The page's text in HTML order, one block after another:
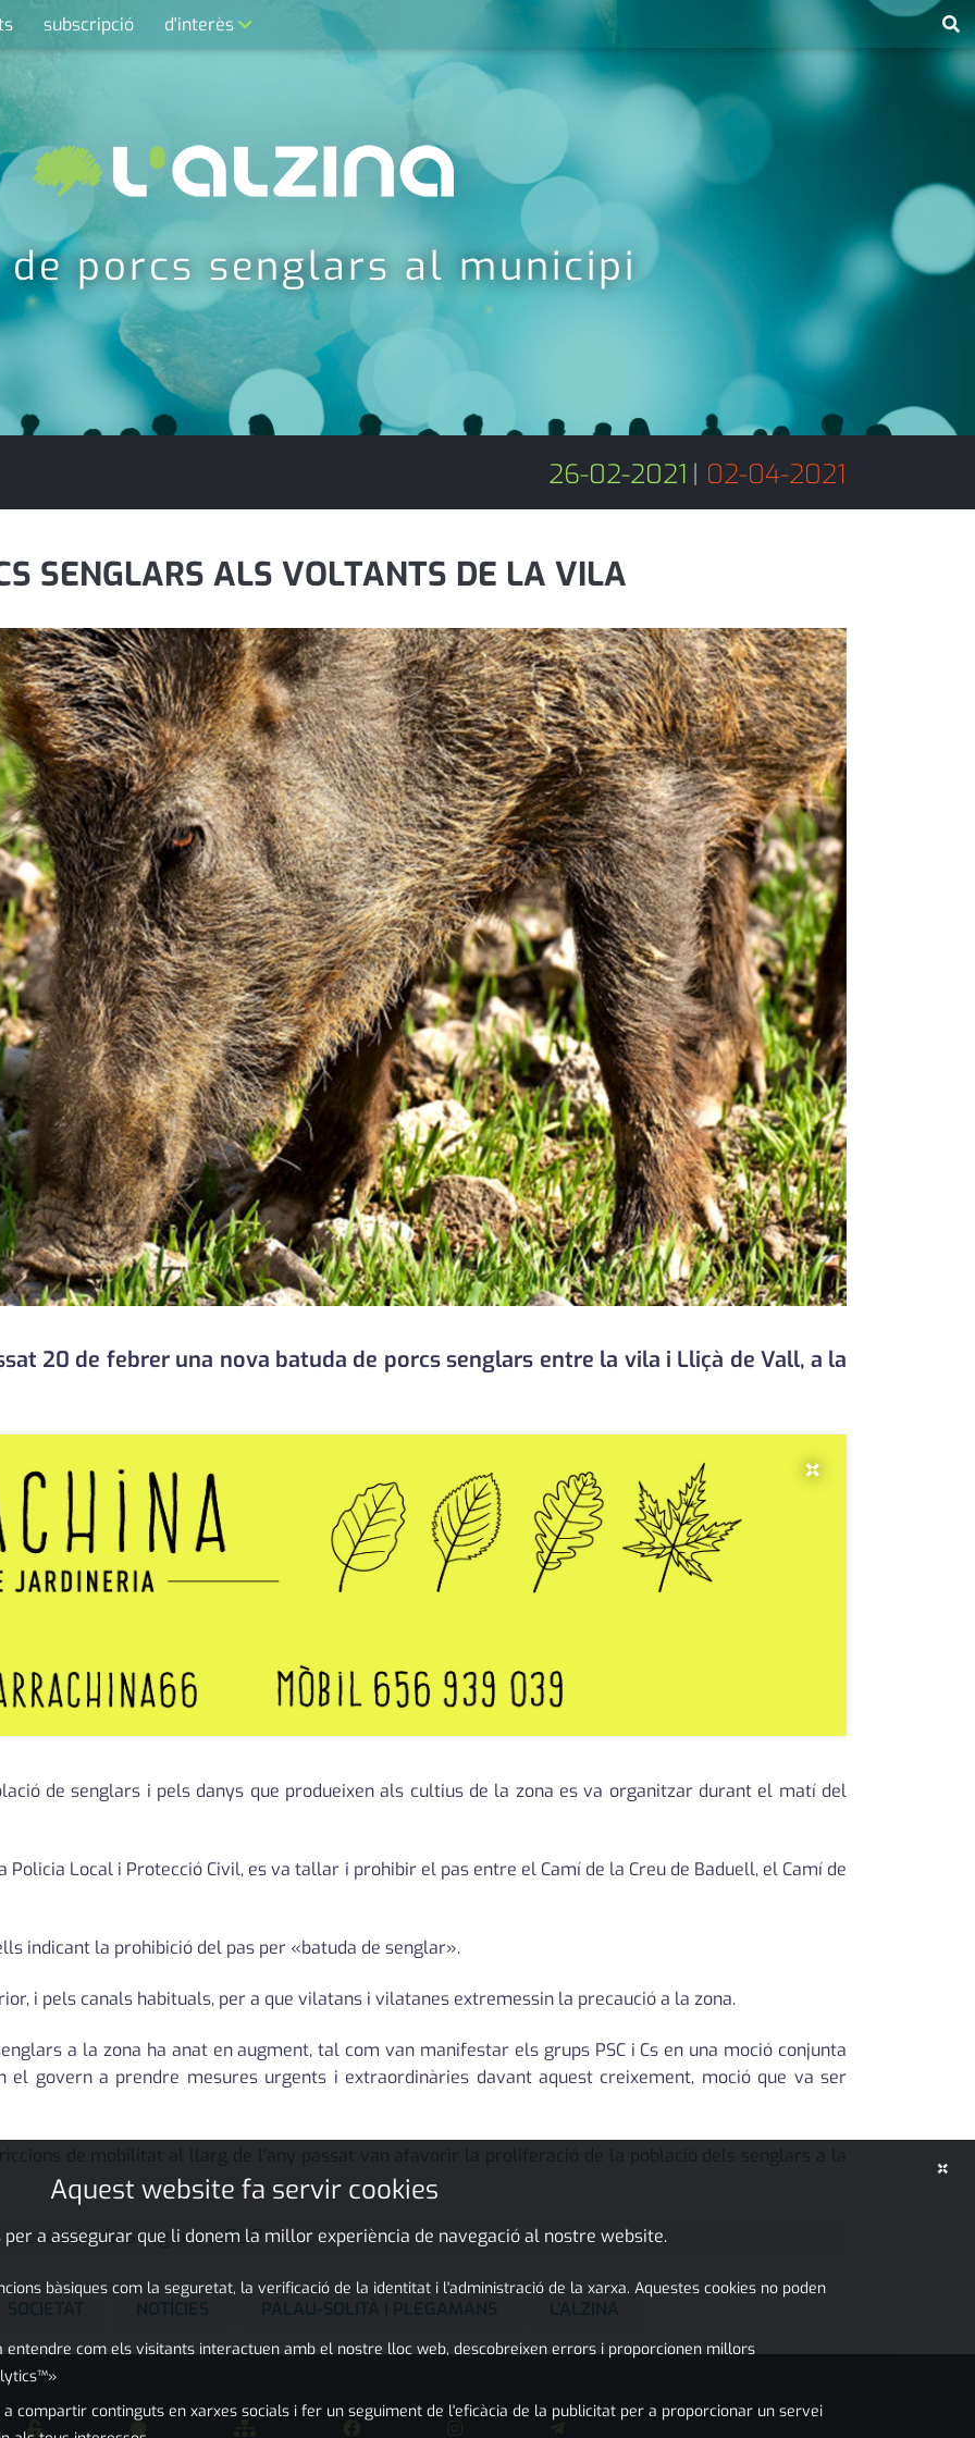
subscripció d'interès
telèfons
de porcs senglars al municipi
26-02-2021 | 02-04-2021
SENGLARS ALS VOLTANTS DE LA VILA
20 de febrer una nova batuda de porcs senglars entre la vila i Lliçà de Vall, a la
×
de senglars i pels danys que produeixen als cultius de la zona es va organitzar durant el matí del
Local i Protecció Civil, es va tallar i prohibir el pas entre el Camí de la Creu de Baduell, el Camí de
indicant la prohibició del pas per «batuda de senglar».
i pels canals habituals, per a que vilatans i vilatanes extremessin la precaució a la zona.
a la zona ha anat en augment, tal com van manifestar els grups PSC i Cs en una moció conjunta
el govern a prendre mesures urgents i extraordinàries davant aquest creixement, moció que va ser
de senglars a PsiP
SOCIETAT NOTÍCIES PALAU-SOLITÀ I PLEGAMANS L'ALZINA
×
Aquest website fa servir cookies
a assegurar que li donem la millor experiència de navegació al nostre website.
bàsiques com la seguretat, la verificació de la identitat i l'administració de la xarxa. Aquestes cookies no poden
entendre com els visitants interactuen amb el nostre lloc web, descobreixen errors i proporcionen millors
compartir continguts en xarxes socials i fer un seguiment de l'eficàcia de la publicitat per a proporcionar un servei